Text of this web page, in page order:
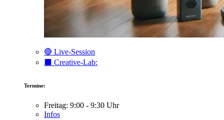
🔴 Live-Session
⬛️ Creative-Lab:
Termine:
Freitag: 9:00 - 9:30 Uhr
Infos